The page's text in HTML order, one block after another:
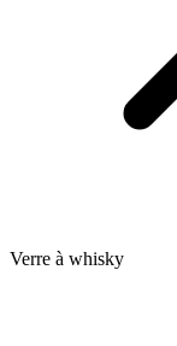
Verre à whisky